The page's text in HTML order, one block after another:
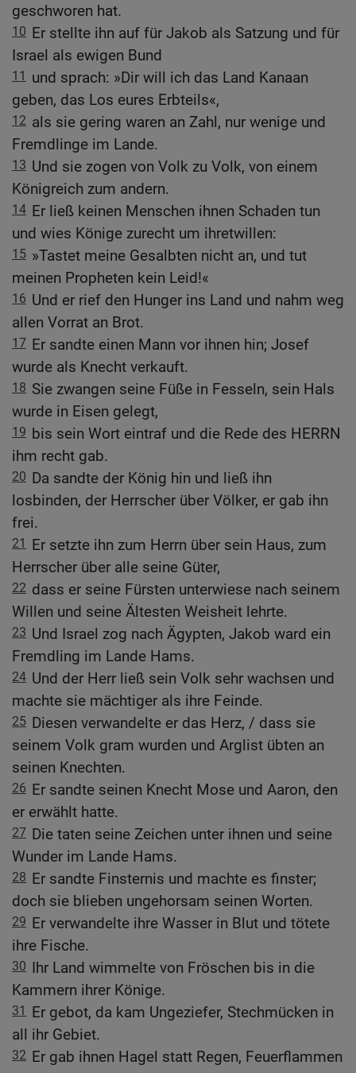
geschworen hat.
10 Er stellte ihn auf für Jakob als Satzung und für
Israel als ewigen Bund
11
und sprach: »Dir will ich das Land Kanaan
geben, das Los eures Erbteils«,
12 als sie gering waren an Zahl, nur wenige und
Fremdlinge im Lande.
13 Und sie zogen von Volk zu Volk, von einem
Königreich zum andern.
14 Er ließ keinen Menschen ihnen Schaden tun
und wies Könige zurecht um ihretwillen:
15 »Tastet meine Gesalbten nicht an, und tut
meinen Propheten kein Leid!«
16 Und er rief den Hunger ins Land und nahm weg
allen Vorrat an Brot.
17 Er sandte einen Mann vor ihnen hin; Josef
wurde als Knecht verkauft.
18 Sie zwangen seine Füße in Fesseln, sein Hals
wurde in Eisen gelegt,
19 bis sein Wort eintraf und die Rede des HERRN
ihm recht gab.
20 Da sandte der König hin und ließ ihn
losbinden, der Herrscher über Völker, er gab ihn
frei.
21
Er setzte ihn zum Herrn über sein Haus, zum
Herrscher über alle seine Güter,
22 dass er seine Fürsten unterwiese nach seinem
Willen und seine Ältesten Weisheit lehrte.
23 Und Israel zog nach Ägypten, Jakob ward ein
Fremdling im Lande Hams.
24 Und der Herr ließ sein Volk sehr wachsen und
machte sie mächtiger als ihre Feinde.
25 Diesen verwandelte er das Herz, / dass sie
seinem Volk gram wurden und Arglist übten an
seinen Knechten.
26 Er sandte seinen Knecht Mose und Aaron, den
er erwählt hatte.
27 Die taten seine Zeichen unter ihnen und seine
Wunder im Lande Hams.
28 Er sandte Finsternis und machte es finster;
doch sie blieben ungehorsam seinen Worten.
29 Er verwandelte ihre Wasser in Blut und tötete
ihre Fische.
30 Ihr Land wimmelte von Fröschen bis in die
Kammern ihrer Könige.
31
Er gebot, da kam Ungeziefer, Stechmücken in
all ihr Gebiet.
32 Er gab ihnen Hagel statt Regen, Feuerflammen